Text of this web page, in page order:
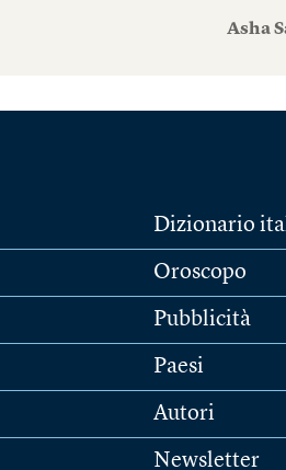
Asha
Dizionario
Oroscopo
Pubblicità
Paesi
Autori
Newsletter